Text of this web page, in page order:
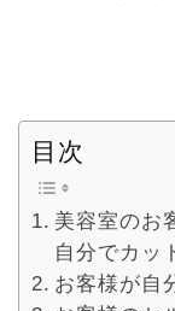
目次
美容室のお
自分でカッ
お客様が自